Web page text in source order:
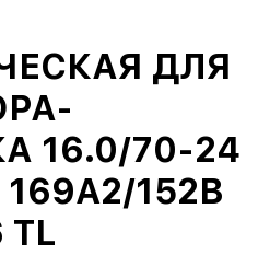
ДЛЯ
16.0/70-24
152B
TL